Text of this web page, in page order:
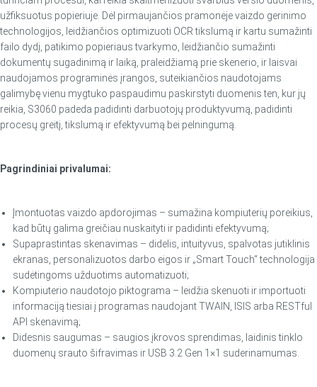
užfiksuotus popieriuje. Dėl pirmaujančios pramonėje vaizdo gerinimo
technologijos, leidžiančios optimizuoti OCR tikslumą ir kartu sumažinti
failo dydį, patikimo popieriaus tvarkymo, leidžiančio sumažinti
dokumentų sugadinimą ir laiką, praleidžiamą prie skenerio, ir laisvai
naudojamos programinės įrangos, suteikiančios naudotojams
galimybę vienu mygtuko paspaudimu paskirstyti duomenis ten, kur jų
reikia, S3060 padeda padidinti darbuotojų produktyvumą, padidinti
procesų greitį, tikslumą ir efektyvumą bei pelningumą.
Pagrindiniai privalumai:
Įmontuotas vaizdo apdorojimas – sumažina kompiuterių poreikius,
kad būtų galima greičiau nuskaityti ir padidinti efektyvumą;
Supaprastintas skenavimas – didelis, intuityvus, spalvotas jutiklinis
ekranas, personalizuotos darbo eigos ir „Smart Touch“ technologija
sudėtingoms užduotims automatizuoti;
Kompiuterio naudotojo piktograma – leidžia skenuoti ir importuoti
informaciją tiesiai į programas naudojant TWAIN, ISIS arba RESTful
API skenavimą;
Didesnis saugumas – saugios įkrovos sprendimas, laidinis tinklo
duomenų srauto šifravimas ir USB 3.2 Gen 1×1 suderinamumas.